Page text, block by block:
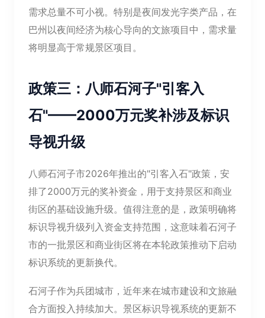
需求总量不可小视。特别是夜间发光字类产品，在
巴州以夜间经济为核心导向的文旅项目中，需求量
将明显高于常规景区项目。
政策三：八师石河子"引客入
石"——2000万元奖补涉及标识
导视升级
八师石河子市2026年推出的"引客入石"政策，安
排了2000万元的奖补资金，用于支持景区和商业
街区的基础设施升级。值得注意的是，政策明确将
标识导视升级列入资金支持范围，这意味着石河子
市的一批景区和商业街区将在本轮政策推动下启动
标识系统的更新换代。
石河子作为兵团城市，近年来在城市建设和文旅融
合方面投入持续加大。景区标识导视系统的更新不